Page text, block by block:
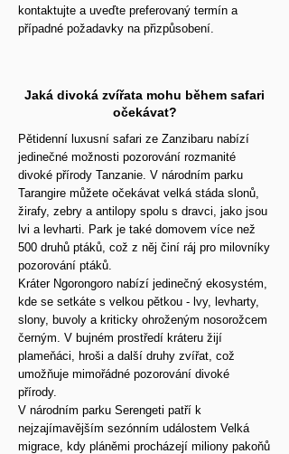
kontaktujte a uveďte preferovaný termín a
případné požadavky na přizpůsobení.
Jaká divoká zvířata mohu během safari
očekávat?
Pětidenní luxusní safari ze Zanzibaru nabízí
jedinečné možnosti pozorování rozmanité
divoké přírody Tanzanie. V národním parku
Tarangire můžete očekávat velká stáda slonů,
žirafy, zebry a antilopy spolu s dravci, jako jsou
lvi a levharti. Park je také domovem více než
500 druhů ptáků, což z něj činí ráj pro milovníky
pozorování ptáků.
Kráter Ngorongoro nabízí jedinečný ekosystém,
kde se setkáte s velkou pětkou - lvy, levharty,
slony, buvoly a kriticky ohroženým nosorožcem
černým. V bujném prostředí kráteru žijí
plameňáci, hroši a další druhy zvířat, což
umožňuje mimořádné pozorování divoké
přírody.
V národním parku Serengeti patří k
nejzajímavějším sezónním událostem Velká
migrace, kdy pláněmi procházejí miliony pakoňů